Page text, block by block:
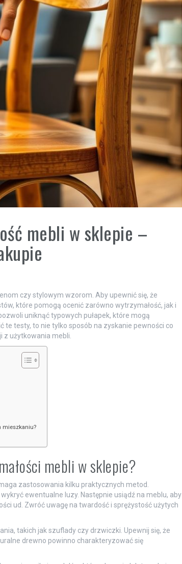
mebli w sklepie –
czy stylowym wzorom. Aby upewnić się, że
które pomogą ocenić zarówno wytrzymałość, jak i
uniknąć typowych pułapek, które mogą
testy, to nie tylko sposób na zyskanie pewności co
z użytkowania mebli.
mieszkaniu?
mebli w sklepie?
zastosowania kilku praktycznych metod.
ewentualne luzy. Następnie usiądź na meblu, aby
ud. Zwróć uwagę na twardość i sprężystość użytych
takich jak szuflady czy drzwiczki. Upewnij się, że
drewno powinno charakteryzować się